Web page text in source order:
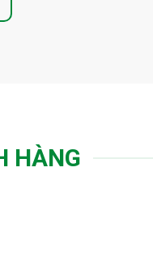
HÀNG